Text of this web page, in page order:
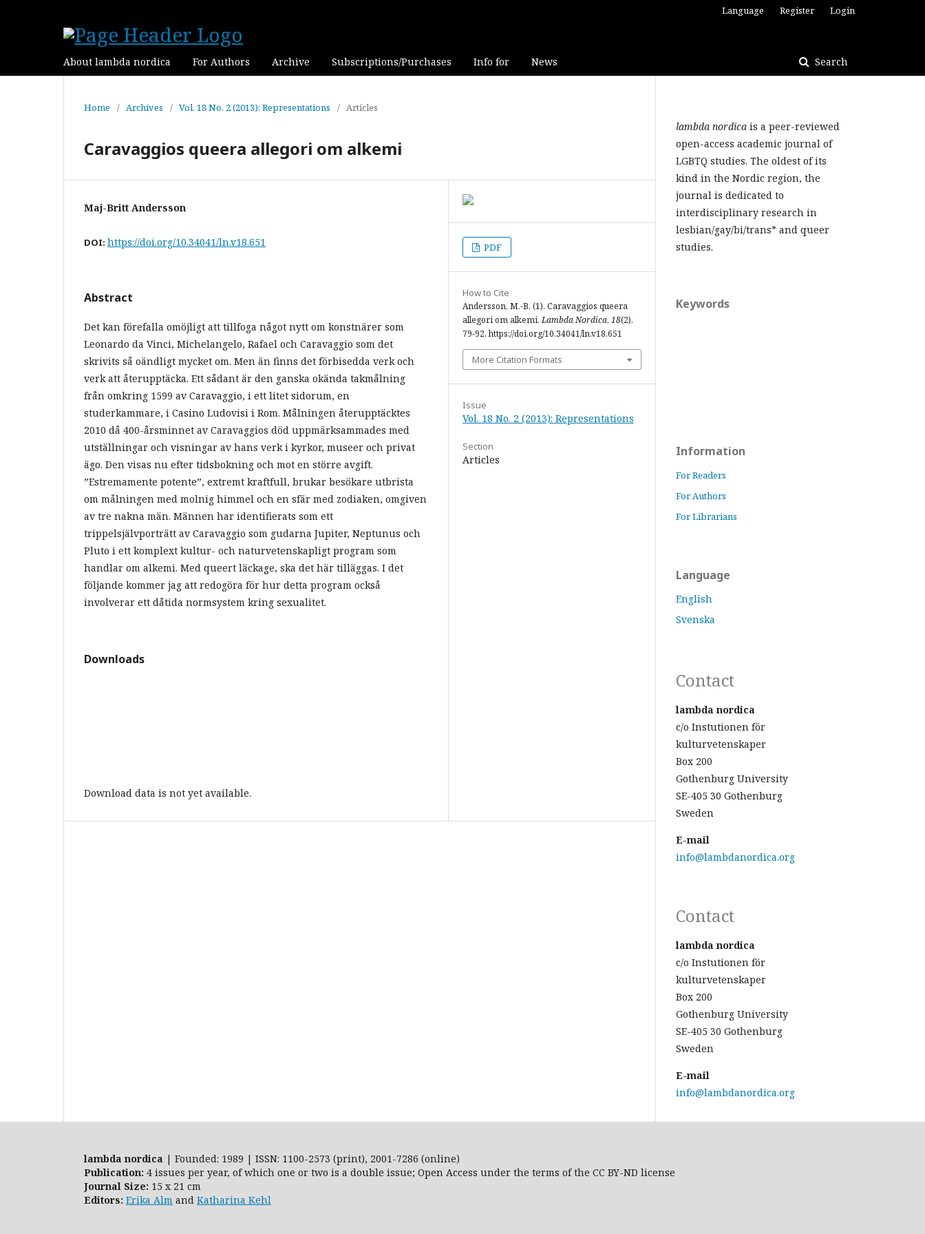
About lambda nordica For Authors Archive Subscriptions/Purchases Info for News Search
Language Register Login
Home / Archives / Vol. 18 No. 2 (2013): Representations / Articles
Caravaggios queera allegori om alkemi
Maj-Britt Andersson
DOI: https://doi.org/10.34041/ln.v18.651
Abstract
Det kan förefalla omöjligt att tillfoga något nytt om konstnärer som
Leonardo da Vinci, Michelangelo, Rafael och Caravaggio som det
skrivits så oändligt mycket om. Men än finns det förbisedda verk och
verk att återupptäcka. Ett sådant är den ganska okända takmålning
från omkring 1599 av Caravaggio, i ett litet sidorum, en
studerkammare, i Casino Ludovisi i Rom. Målningen återupptäcktes
2010 då 400-årsminnet av Caravaggios död uppmärksammades med
utställningar och visningar av hans verk i kyrkor, museer och privat
ägo. Den visas nu efter tidsbokning och mot en större avgift.
”Estremamente potente”, extremt kraftfull, brukar besökare utbrista
om målningen med molnig himmel och en sfär med zodiaken, omgiven
av tre nakna män. Männen har identifierats som ett
trippelsjälvporträtt av Caravaggio som gudarna Jupiter, Neptunus och
Pluto i ett komplext kultur- och naturvetenskapligt program som
handlar om alkemi. Med queert läckage, ska det här tilläggas. I det
följande kommer jag att redogöra för hur detta program också
involverar ett dåtida normsystem kring sexualitet.
Downloads
Download data is not yet available.
PDF
How to Cite
Andersson, M.-B. (1). Caravaggios queera
allegori om alkemi.Lambda Nordica, 18(2),
79-92. https://doi.org/10.34041/ln.v18.651
More Citation Formats
Issue
Vol. 18 No. 2 (2013): Representations
Section
Articles
lambda nordica is a peer-reviewed
open-access academic journal of
LGBTQ studies. The oldest of its
kind in the Nordic region, the
journal is dedicated to
interdisciplinary research in
lesbian/gay/bi/trans* and queer
studies.
Keywords
Information
For Readers
For Authors
For Librarians
Language
English
Svenska
Contact
lambda nordica
c/o Instutionen för
kulturvetenskaper
Box 200
Gothenburg University
SE-405 30 Gothenburg
Sweden
E-mail
info@lambdanordica.org
Contact
lambda nordica
c/o Instutionen för
kulturvetenskaper
Box 200
Gothenburg University
SE-405 30 Gothenburg
Sweden
E-mail
info@lambdanordica.org
lambda nordica | Founded: 1989 | ISSN: 1100-2573 (print), 2001-7286 (online)
Publication: 4 issues per year, of which one or two is a double issue; Open Access under the terms of the CC BY-ND license
Journal Size: 15 x 21 cm
Editors: Erika Alm and Katharina Kehl